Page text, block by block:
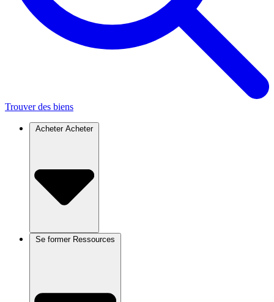
Trouver des biens
Acheter Acheter
Se former